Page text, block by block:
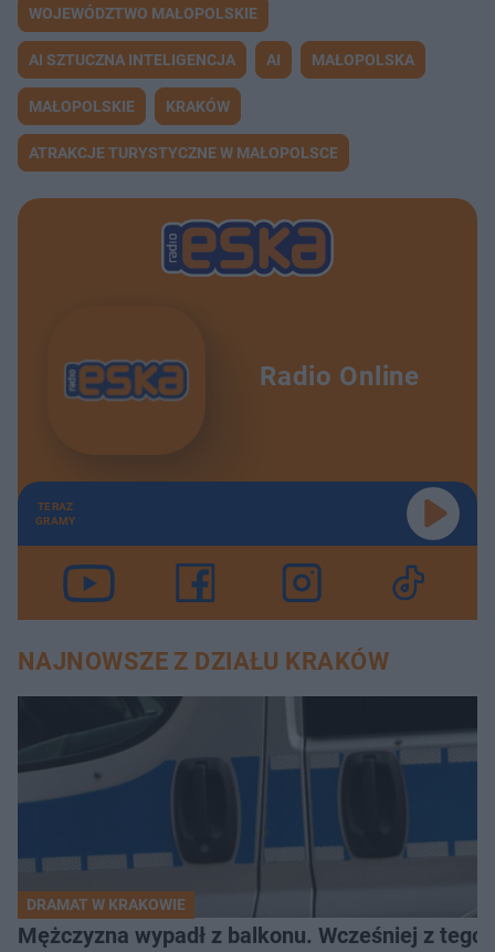
WOJEWÓDZTWO MAŁOPOLSKIE
AI SZTUCZNA INTELIGENCJA AI MAŁOPOLSKA
MAŁOPOLSKIE KRAKÓW
ATRAKCJE TURYSTYCZNE W MAŁOPOLSCE
Radio Online
TERAZ
GRAMY
NAJNOWSZE Z DZIAŁU KRAKÓW
DRAMAT W KRAKOWIE
Mężczyzna wypadł z balkonu. Wcześniej z